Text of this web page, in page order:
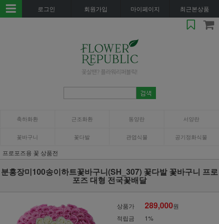
로그인 회원가입 마이페이지 최근본상품
축하화환 근조화환 동양란 서양란
꽃바구니 꽃다발 관엽식물 공기정화식물
프로포즈용 꽃 상품전
분홍장미100송이하트꽃바구니(SH_307) 꽃다발 꽃바구니 프로
포즈 대형 전국꽃배달
상품가 289,000원
적립금
1%